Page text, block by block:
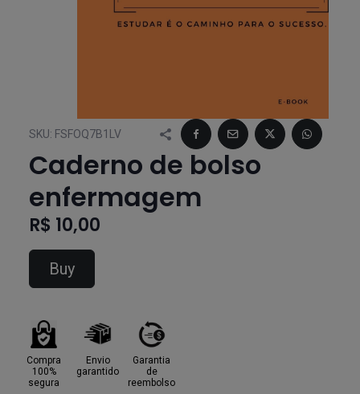
SKU: FSFOQ7B1LV
Caderno de bolso
enfermagem
R$ 10,00
Buy
Compra
100%
segura
Envio
garantido
Garantia
de
reembolso